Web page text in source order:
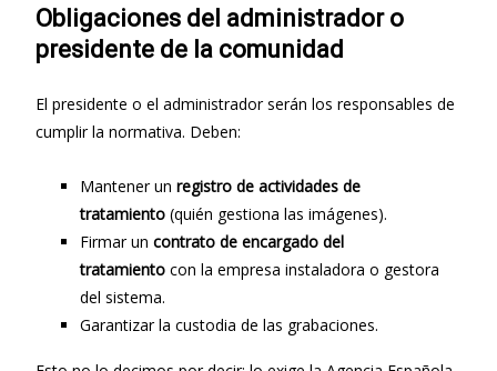
Obligaciones del administrador o
presidente de la comunidad
El presidente o el administrador serán los responsables de
cumplir la normativa. Deben:
Mantener un registro de actividades de
tratamiento (quién gestiona las imágenes).
Firmar un contrato de encargado del
tratamiento con la empresa instaladora o gestora
del sistema.
Garantizar la custodia de las grabaciones.